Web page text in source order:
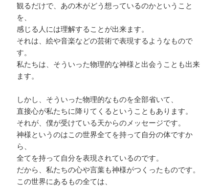
観るだけで、あの木がどう想っているのかということ
を、
感じる人には理解することが出来ます。
それは、絵や音楽などの芸術で表現するようなもので
す。
私たちは、そういった物理的な神様と出会うことも出来
ます。
しかし、そういった物理的なものを全部省いて、
直接心が私たちに降りてくるということもあります。
それが、僕が受けている天からのメッセージです。
神様というのはこの世界全てを持って自分の体ですか
ら、
全てを持って自分を表現されているのです。
だから、私たちの心や言葉も神様がつくったものです。
この世界にあるもの全ては、